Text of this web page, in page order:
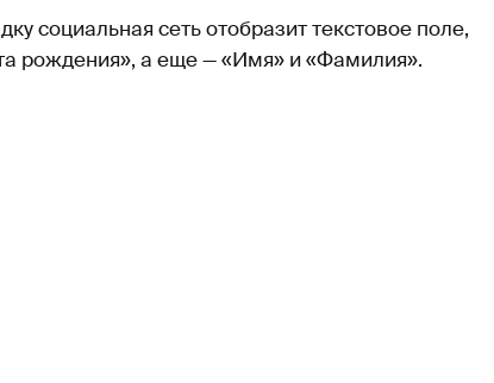
социальная сеть отобразит текстовое поле,
рождения», а еще — «Имя» и «Фамилия».